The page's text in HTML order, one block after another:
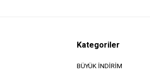
Kategoriler
BÜYÜK İNDİRİM